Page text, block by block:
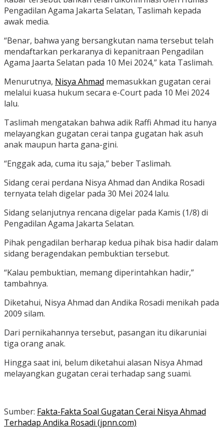
Pengadilan Agama Jakarta Selatan, Taslimah kepada
awak media.
“Benar, bahwa yang bersangkutan nama tersebut telah
mendaftarkan perkaranya di kepanitraan Pengadilan
Agama Jaarta Selatan pada 10 Mei 2024,” kata Taslimah.
Menurutnya, Nisya Ahmad memasukkan gugatan cerai
melalui kuasa hukum secara e-Court pada 10 Mei 2024
lalu.
Taslimah mengatakan bahwa adik Raffi Ahmad itu hanya
melayangkan gugatan cerai tanpa gugatan hak asuh
anak maupun harta gana-gini.
“Enggak ada, cuma itu saja,” beber Taslimah.
Sidang cerai perdana Nisya Ahmad dan Andika Rosadi
ternyata telah digelar pada 30 Mei 2024 lalu.
Sidang selanjutnya rencana digelar pada Kamis (1/8) di
Pengadilan Agama Jakarta Selatan.
Pihak pengadilan berharap kedua pihak bisa hadir dalam
sidang beragendakan pembuktian tersebut.
“Kalau pembuktian, memang diperintahkan hadir,”
tambahnya.
Diketahui, Nisya Ahmad dan Andika Rosadi menikah pada
2009 silam.
Dari pernikahannya tersebut, pasangan itu dikaruniai
tiga orang anak.
Hingga saat ini, belum diketahui alasan Nisya Ahmad
melayangkan gugatan cerai terhadap sang suami.
Sumber: Fakta-Fakta Soal Gugatan Cerai Nisya Ahmad
Terhadap Andika Rosadi (jpnn.com)